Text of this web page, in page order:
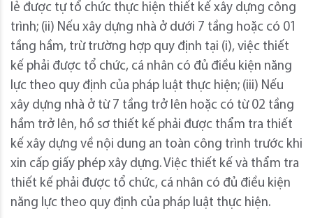
lẻ được tự tổ chức thực hiện thiết kế xây dựng công
trình; (ii) Nếu xây dựng nhà ở dưới 7 tầng hoặc có 01
tầng hầm, trừ trường hợp quy định tại (i), việc thiết
kế phải được tổ chức, cá nhân có đủ điều kiện năng
lực theo quy định của pháp luật thực hiện; (iii) Nếu
xây dựng nhà ở từ 7 tầng trở lên hoặc có từ 02 tầng
hầm trở lên, hồ sơ thiết kế phải được thẩm tra thiết
kế xây dựng về nội dung an toàn công trình trước khi
xin cấp giấy phép xây dựng. Việc thiết kế và thẩm tra
thiết kế phải được tổ chức, cá nhân có đủ điều kiện
năng lực theo quy định của pháp luật thực hiện.